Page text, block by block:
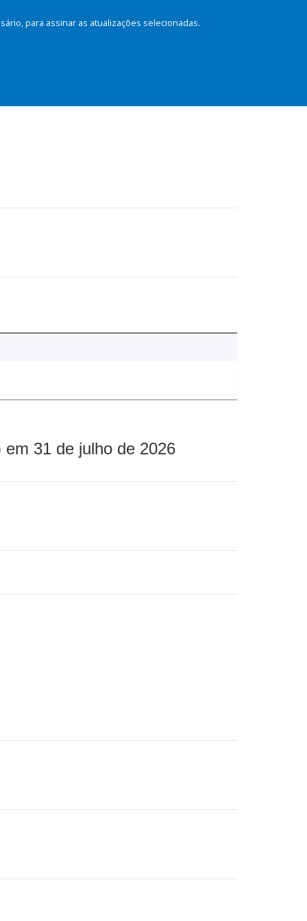
para assinar as atualizações selecionadas.
31 de julho de 2026